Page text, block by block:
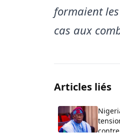
formaient
cas aux
Articles liés